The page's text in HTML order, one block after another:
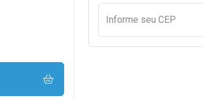
Informe seu CEP